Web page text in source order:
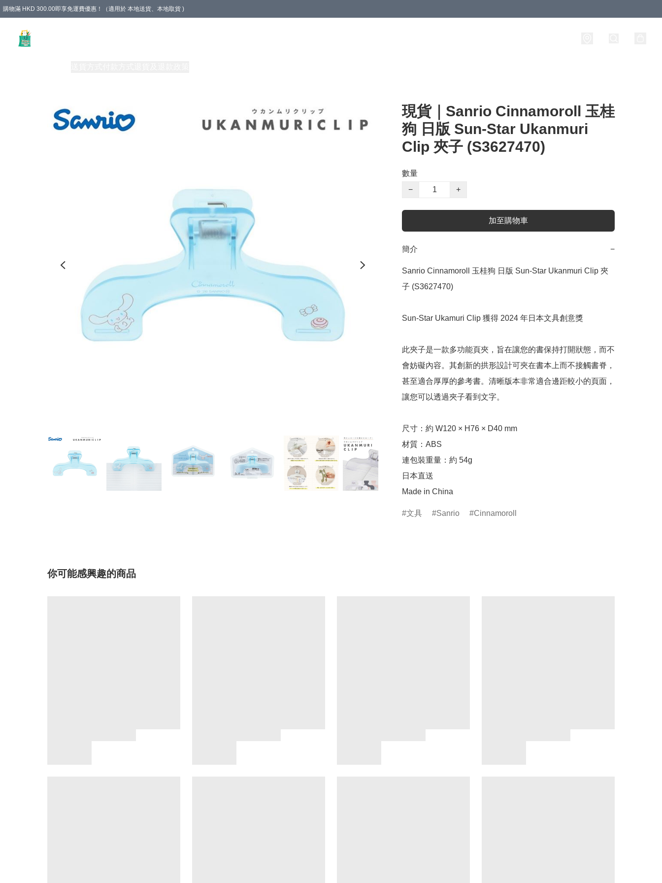
購物滿 HKD 300.00即享免運費優惠！（適用於 本地送貨、本地取貨 )
現貨｜Sanrio Cinnamoroll 玉桂
狗 日版 Sun-Star Ukanmuri
Clip 夾子 (S3627470)
數量
−
+
加至購物車
簡介 −
Sanrio Cinnamoroll 玉桂狗 日版 Sun-Star Ukanmuri Clip 夾
子 (S3627470)
Sun-Star Ukamuri Clip 獲得 2024 年日本文具創意獎
此夾子是一款多功能頁夾，旨在讓您的書保持打開狀態，而不
會妨礙內容。其創新的拱形設計可夾在書本上而不接觸書脊，
甚至適合厚厚的參考書。清晰版本非常適合邊距較小的頁面，
讓您可以透過夾子看到文字。
尺寸：約 W120 × H76 × D40 mm
材質：ABS
連包裝重量：約 54g
日本直送
Made in China
文具 Sanrio Cinnamoroll
你可能感興趣的商品